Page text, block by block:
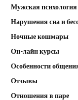
Мужская психология
Нарушения сна и
Ночные кошмары
Он-лайн курсы
Особенности
Отзывы
Отношения в паре